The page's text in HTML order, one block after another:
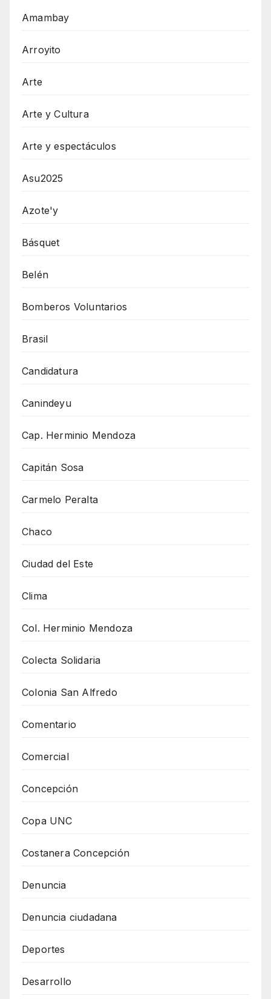
Amambay
Arroyito
Arte
Arte y Cultura
Arte y espectáculos
Asu2025
Azote'y
Básquet
Belén
Bomberos Voluntarios
Brasil
Candidatura
Canindeyu
Cap. Herminio Mendoza
Capitán Sosa
Carmelo Peralta
Chaco
Ciudad del Este
Clima
Col. Herminio Mendoza
Colecta Solidaria
Colonia San Alfredo
Comentario
Comercial
Concepción
Copa UNC
Costanera Concepción
Denuncia
Denuncia ciudadana
Deportes
Desarrollo